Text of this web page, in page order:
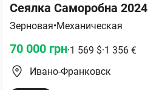
Сеялка Саморобна 2024
Зерновая•Механическая
70 000 грн·1 569 $·1 356 €
Ивано-Франковск